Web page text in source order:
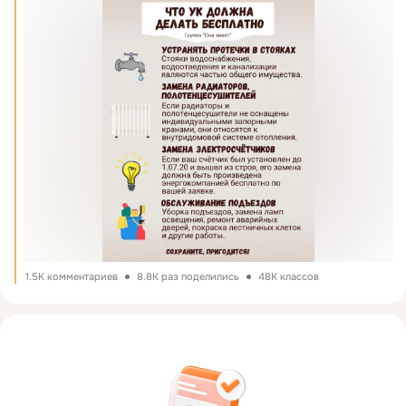
Обращайтесь в жилищную инспекцию,
При спорах по заменам/ремонтам требуйте
письменных разъяснений и ссылок на нормативы.
1.5K комментариев 8.8K раз поделились 48K классов